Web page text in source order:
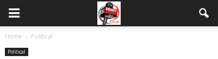
Home Political
Political